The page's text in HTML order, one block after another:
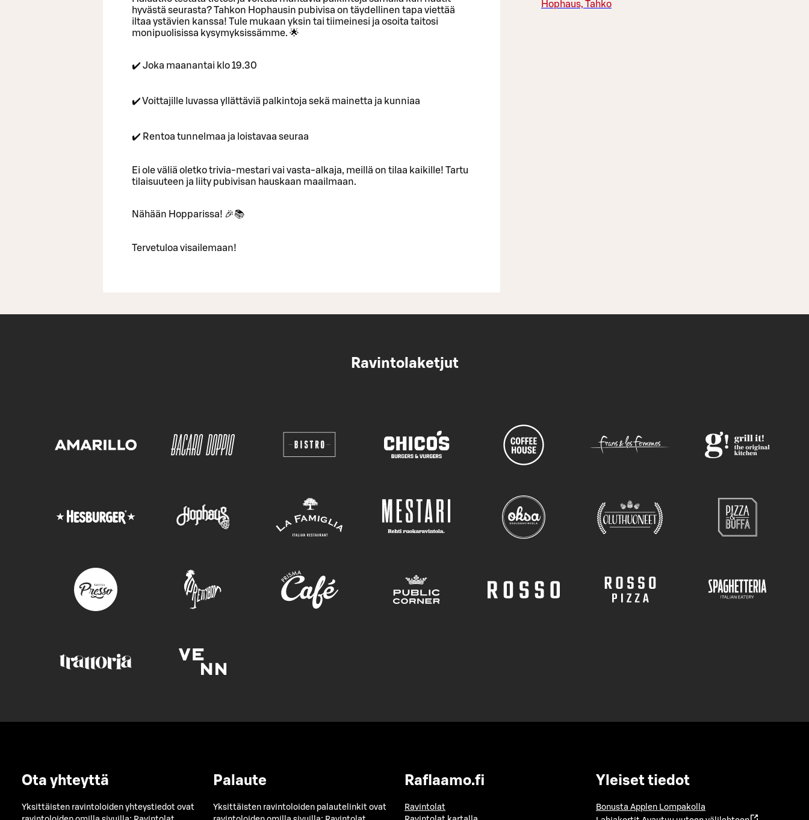
hyvästä seurasta? Tahkon Hophausin pubivisa on täydellinen tapa viettää
iltaa ystävien kanssa! Tule mukaan yksin tai tiimeinesi ja osoita taitosi
monipuolisissa kysymyksissämme. 🌟
✔️ Joka maanantai klo 19.30
✔️ Voittajille luvassa yllättäviä palkintoja sekä mainetta ja kunniaa
✔️ Rentoa tunnelmaa ja loistavaa seuraa
Ei ole väliä oletko trivia-mestari vai vasta-alkaja, meillä on tilaa kaikille! Tartu
tilaisuuteen ja liity pubivisan hauskaan maailmaan.
Nähään Hopparissa! 🎉📚
Tervetuloa visailemaan!
Hophaus, Tahko
Ravintolaketjut
Ota yhteyttä
Yksittäisten ravintoloiden yhteystiedot ovat
Palaute
Yksittäisten ravintoloiden palautelinkit ovat
Raflaamo.fi
Ravintolat
Yleiset tiedot
Bonusta Applen Lompakolla